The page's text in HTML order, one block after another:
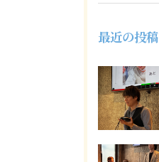
最近の投稿